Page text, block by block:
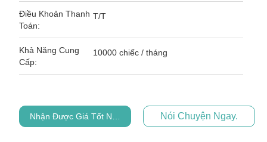
Điều Khoản Thanh
Toán:
T/T
Khả Năng Cung
Cấp:
10000 chiếc / tháng
Nhận Được Giá Tốt Nhất Nói Chuyện Ngay.